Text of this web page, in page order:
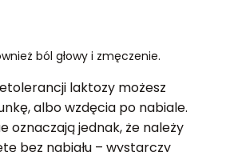
ból głowy i zmęczenie.
laktozy możesz
albo wzdęcia po nabiale.
oznaczają jednak, że należy
bez nabiału – wystarczy